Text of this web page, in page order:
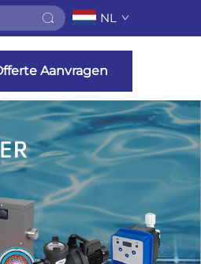
NL
Aanvragen